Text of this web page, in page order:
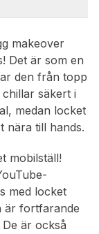
makeover
Det är som en
den från topp
säkert i
medan locket
nära till hands.
mobilställ!
med locket
är fortfarande
är också